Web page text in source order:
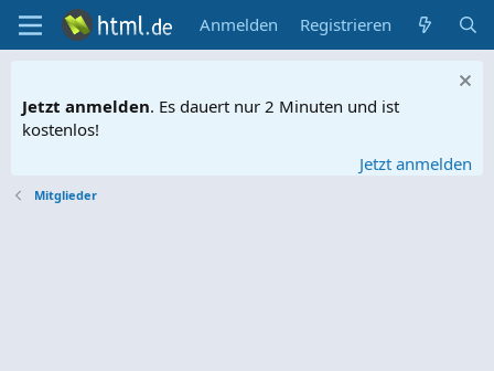
Anmelden Registrieren
Jetzt anmelden. Es dauert nur 2 Minuten und ist
kostenlos!
Jetzt anmelden
Mitglieder